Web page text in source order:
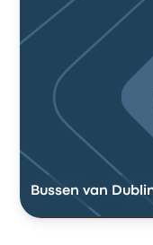
Bussen van